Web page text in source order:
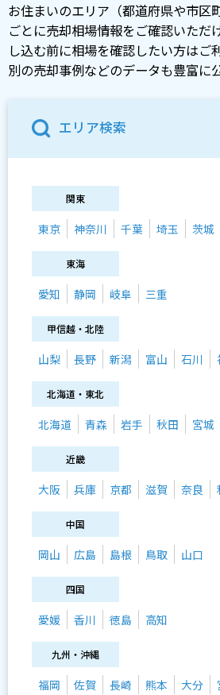
お住まいのエリア（都道府県や市区
ごとに売却相場情報をご確認いただ
し込む前に相場を確認したい方はご
別の売却事例などのデータも豊富に
エリア検索
関東
東京 神奈川 千葉 埼玉 茨城
東海
愛知 静岡 岐阜 三重
甲信越・北陸
山梨 長野 新潟 富山 石川
北海道・東北
北海道 青森 岩手 秋田 宮城
近畿
大阪 兵庫 京都 滋賀 奈良
中国
岡山 広島 島根 鳥取 山口
四国
愛媛 香川 徳島 高知
九州・沖縄
福岡 佐賀 長崎 熊本 大分